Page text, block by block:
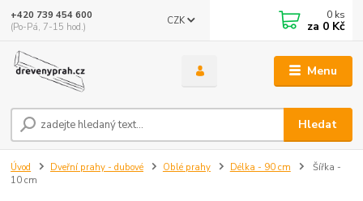
Menu
CZK
Hledat
+420 739 454 600
(Po-Pá, 7-15 hod.)
0 ks
za 0 Kč
Úvod Dveřní prahy - dubové Oblé prahy Délka - 90 cm
Šířka -
10 cm